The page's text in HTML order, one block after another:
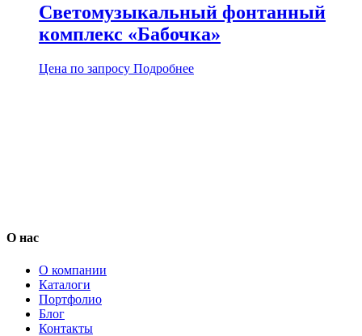
Светомузыкальный фонтанный
комплекс «Бабочка»
Цена по запросу Подробнее
О нас
О компании
Каталоги
Портфолио
Блог
Контакты